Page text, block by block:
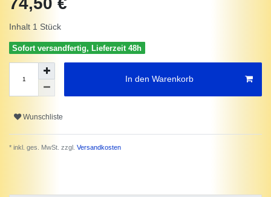
Inhalt 1 Stück
Sofort versandfertig, Lieferzeit 48h
In den Warenkorb
Wunschliste
* inkl. ges. MwSt. zzgl. Versandkosten